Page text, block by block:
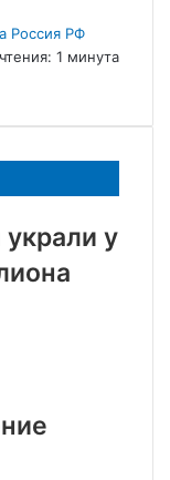
Россия РФ
1 минута
у